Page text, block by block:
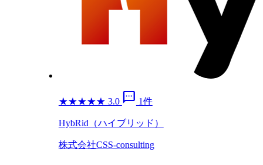
★★★★★ 3.0 sms 1件
HybRid（ハイブリッド）
株式会社CSS-consulting